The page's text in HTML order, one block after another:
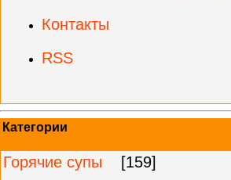
Контакты
RSS
Категории
Горячие супы
[159]